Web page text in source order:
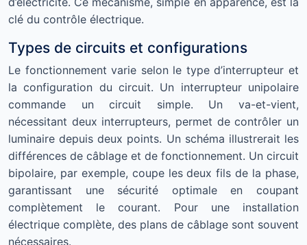
clé du contrôle électrique.
Types de circuits et configurations
Le fonctionnement varie selon le type d’interrupteur et
la configuration du circuit. Un interrupteur unipolaire
commande un circuit simple. Un va-et-vient,
nécessitant deux interrupteurs, permet de contrôler un
luminaire depuis deux points. Un schéma illustrerait les
différences de câblage et de fonctionnement. Un circuit
bipolaire, par exemple, coupe les deux fils de la phase,
garantissant une sécurité optimale en coupant
complètement le courant. Pour une installation
électrique complète, des plans de câblage sont souvent
nécessaires.